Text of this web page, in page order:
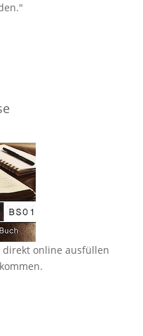
direkt online ausfüllen